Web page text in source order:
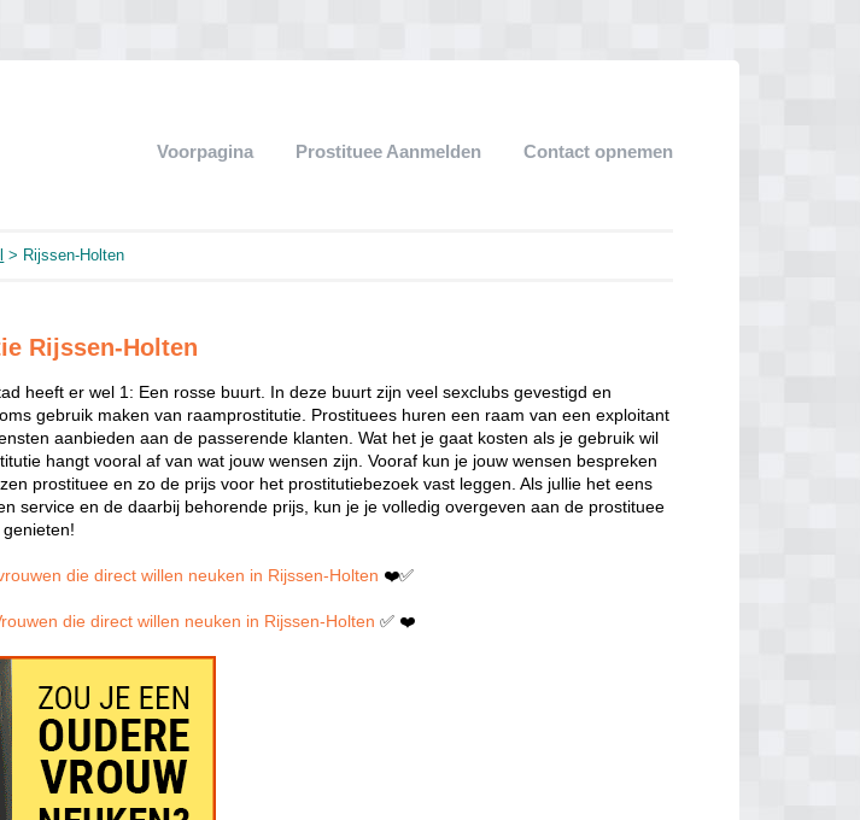
Voorpagina Prostituee Aanmelden Contact opnemen
> Rijssen-Holten
Rijssen-Holten
heeft er wel 1: Een rosse buurt. In deze buurt zijn veel sexclubs gevestigd en
gebruik maken van raamprostitutie. Prostituees huren een raam van een exploitant
aanbieden aan de passerende klanten. Wat het je gaat kosten als je gebruik wil
hangt vooral af van wat jouw wensen zijn. Vooraf kun je jouw wensen bespreken
prostituee en zo de prijs voor het prostitutiebezoek vast leggen. Als jullie het eens
service en de daarbij behorende prijs, kun je je volledig overgeven aan de prostituee
die direct willen neuken in Rijssen-Holten ❤️✅
die direct willen neuken in Rijssen-Holten ✅ ❤️